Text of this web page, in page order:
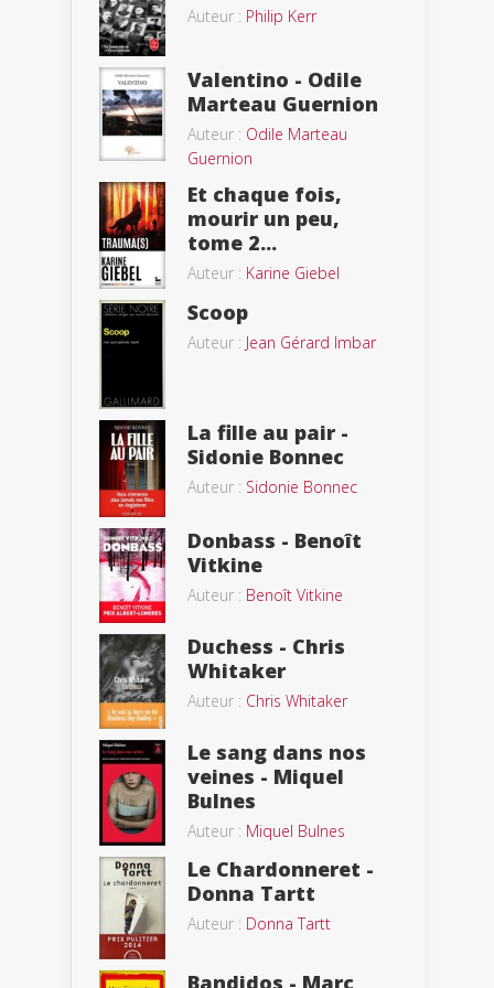
Auteur : Philip Kerr
Valentino - Odile
Marteau Guernion
Auteur : Odile Marteau
Guernion
Et chaque fois,
mourir un peu,
tome 2...
Auteur : Karine Giebel
Scoop
Auteur : Jean Gérard Imbar
La fille au pair -
Sidonie Bonnec
Auteur : Sidonie Bonnec
Donbass - Benoît
Vitkine
Auteur : Benoît Vitkine
Duchess - Chris
Whitaker
Auteur : Chris Whitaker
Le sang dans nos
veines - Miquel
Bulnes
Auteur : Miquel Bulnes
Le Chardonneret -
Donna Tartt
Auteur : Donna Tartt
Bandidos - Marc